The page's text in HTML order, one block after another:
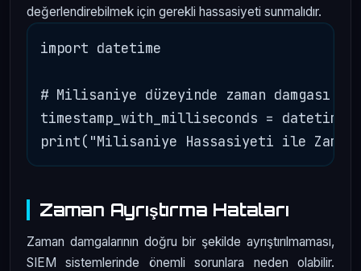
değerlendirebilmek için gerekli hassasiyeti sunmalıdır.
import datetime
# Milisaniye düzeyinde zaman damgası
timestamp_with_milliseconds =
Zaman Ayrıştırma Hataları
Zaman damgalarının doğru bir şekilde ayrıştırılmaması,
SIEM sistemlerinde önemli sorunlara neden olabilir.